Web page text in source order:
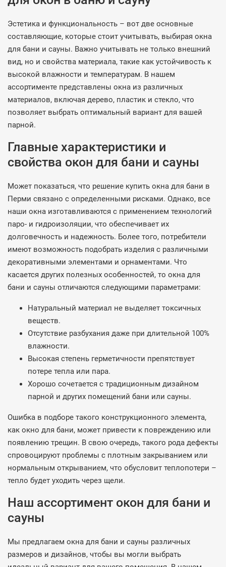
Эстетика и функциональность – вот две основные
составляющие, которые стоит учитывать, выбирая окна
для бани и сауны. Важно учитывать не только внешний
вид, но и свойства материала, такие как устойчивость к
высокой влажности и температурам. В нашем
ассортименте представлены окна из различных
материалов, включая дерево, пластик и стекло, что
позволяет выбрать оптимальный вариант для вашей
парной.
Главные характеристики и
свойства окон для бани и сауны
Может показаться, что решение купить окна для бани в
Перми связано с определенными рисками. Однако, все
наши окна изготавливаются с применением технологий
паро- и гидроизоляции, что обеспечивает их
долговечность и надежность. Более того, потребители
имеют возможность подобрать изделия с различными
декоративными элементами и орнаментами. Что
касается других полезных особенностей, то окна для
бани и сауны отличаются следующими параметрами:
Натуральный материал не выделяет токсичных
веществ.
Отсутствие разбухания даже при длительной 100%
влажности.
Высокая степень герметичности препятствует
потере тепла или пара.
Хорошо сочетается с традиционным дизайном
парной и других помещений бани или сауны.
Ошибка в подборе такого конструкционного элемента,
как окно для бани, может привести к повреждению или
появлению трещин. В свою очередь, такого рода дефекты
спровоцируют проблемы с плотным закрыванием или
нормальным открыванием, что обусловит теплопотери –
тепло будет уходить через щели.
Наш ассортимент окон для бани и
сауны
Мы предлагаем окна для бани и сауны различных
размеров и дизайнов, чтобы вы могли выбрать